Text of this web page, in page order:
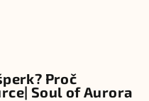
Proč
Soul of Aurora